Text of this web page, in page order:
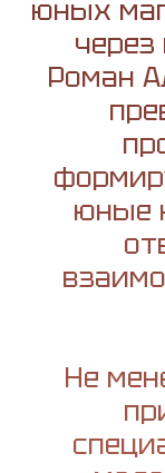
юных
Роман
юные
Не